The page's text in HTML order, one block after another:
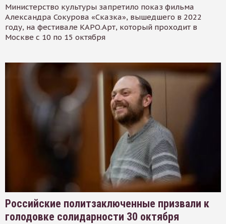
Министерство культуры запретило показ фильма
Александра Сокурова «Сказка», вышедшего в 2022
году, на фестивале КАРО.Арт, который проходит в
Москве с 10 по 15 октября
Российские политзаключенные призвали к
голодовке солидарности 30 октября